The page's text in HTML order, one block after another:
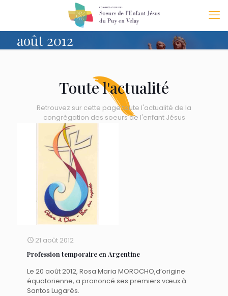
août 2012
Toute l'actualité
Retrouvez sur cette page toute l'actualité de la
congrégation des soeurs de l'enfant Jésus
21 août 2012
Profession temporaire en Argentine
Le 20 août 2012, Rosa Maria MOROCHO,d’origine
équatorienne, a prononcé ses premiers vœux à
Santos Lugarès.